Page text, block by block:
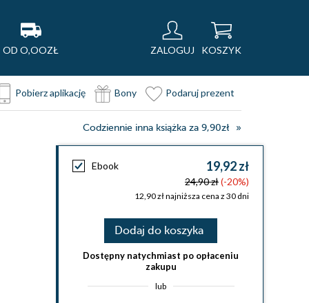
OD O,OOZŁ ZALOGUJ KOSZYK
Pobierz aplikację Bony Podaruj prezent
Codziennie inna książka za 9,90zł
Ebook 19,92 zł
24,90 zł(-20%)
12,90 zł najniższa cena z 30 dni
Dodaj do koszyka
Dostępny natychmiast po opłaceniu
zakupu
lub